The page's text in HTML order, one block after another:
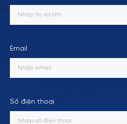
Email
Số điện thoại